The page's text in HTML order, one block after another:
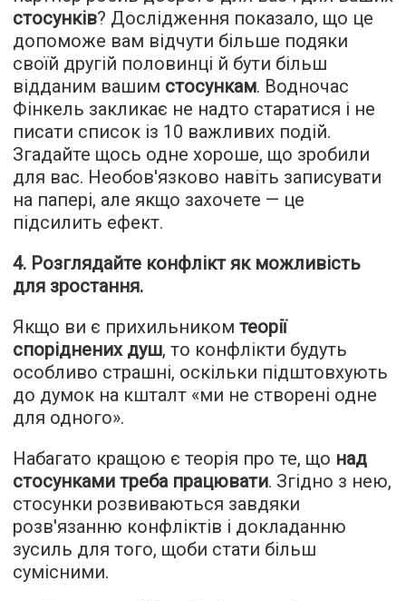
стосунків? Дослідження показало, що це
допоможе вам відчути більше подяки
своїй другій половинці й бути більш
відданим вашим стосункам. Водночас
Фінкель закликає не надто старатися і не
писати список із 10 важливих подій.
Згадайте щось одне хороше, що зробили
для вас. Необов'язково навіть записувати
на папері, але якщо захочете — це
підсилить ефект.
4. Розглядайте конфлікт як можливість
для зростання.
Якщо ви є прихильником теорії
споріднених душ, то конфлікти будуть
особливо страшні, оскільки підштовхують
до думок на кшталт «ми не створені одне
для одного».
Набагато кращою є теорія про те, що над
стосунками треба працювати. Згідно з нею,
стосунки розвиваються завдяки
розв'язанню конфліктів і докладанню
зусиль для того, щоби стати більш
сумісними.